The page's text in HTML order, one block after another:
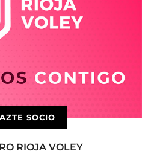
SOCIO
RIOJA VOLEY